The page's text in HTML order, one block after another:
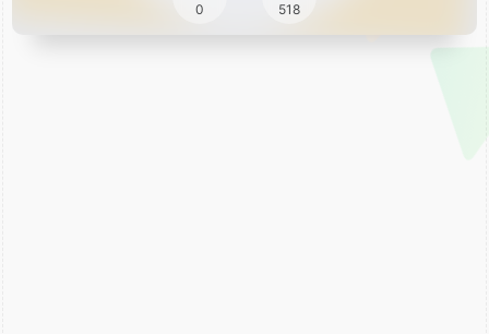
0 518